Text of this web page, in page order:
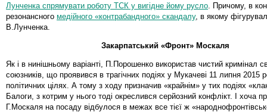
Лунченка спрямувати роботу ТСК у вигідне йому русло . Причому, в
резонансного медійного «контрабандного» скандалу, в якому
В.Лунченка.
Закарпатський «Фронт» Москаля
Як і в нинішньому варіанті, П.Порошенко використав чистий кримінал
союзників, що проявився в трагічних подіях у Мукачеві 11 липня 2015
політичних цілях. А тому з ходу призначив «крайнім» у тих подіях
Балоги, з котрим у нього тоді окреслився серйозний конфлікт. І хоча
Г.Москаля на посаду відбулося в межах все тієї ж